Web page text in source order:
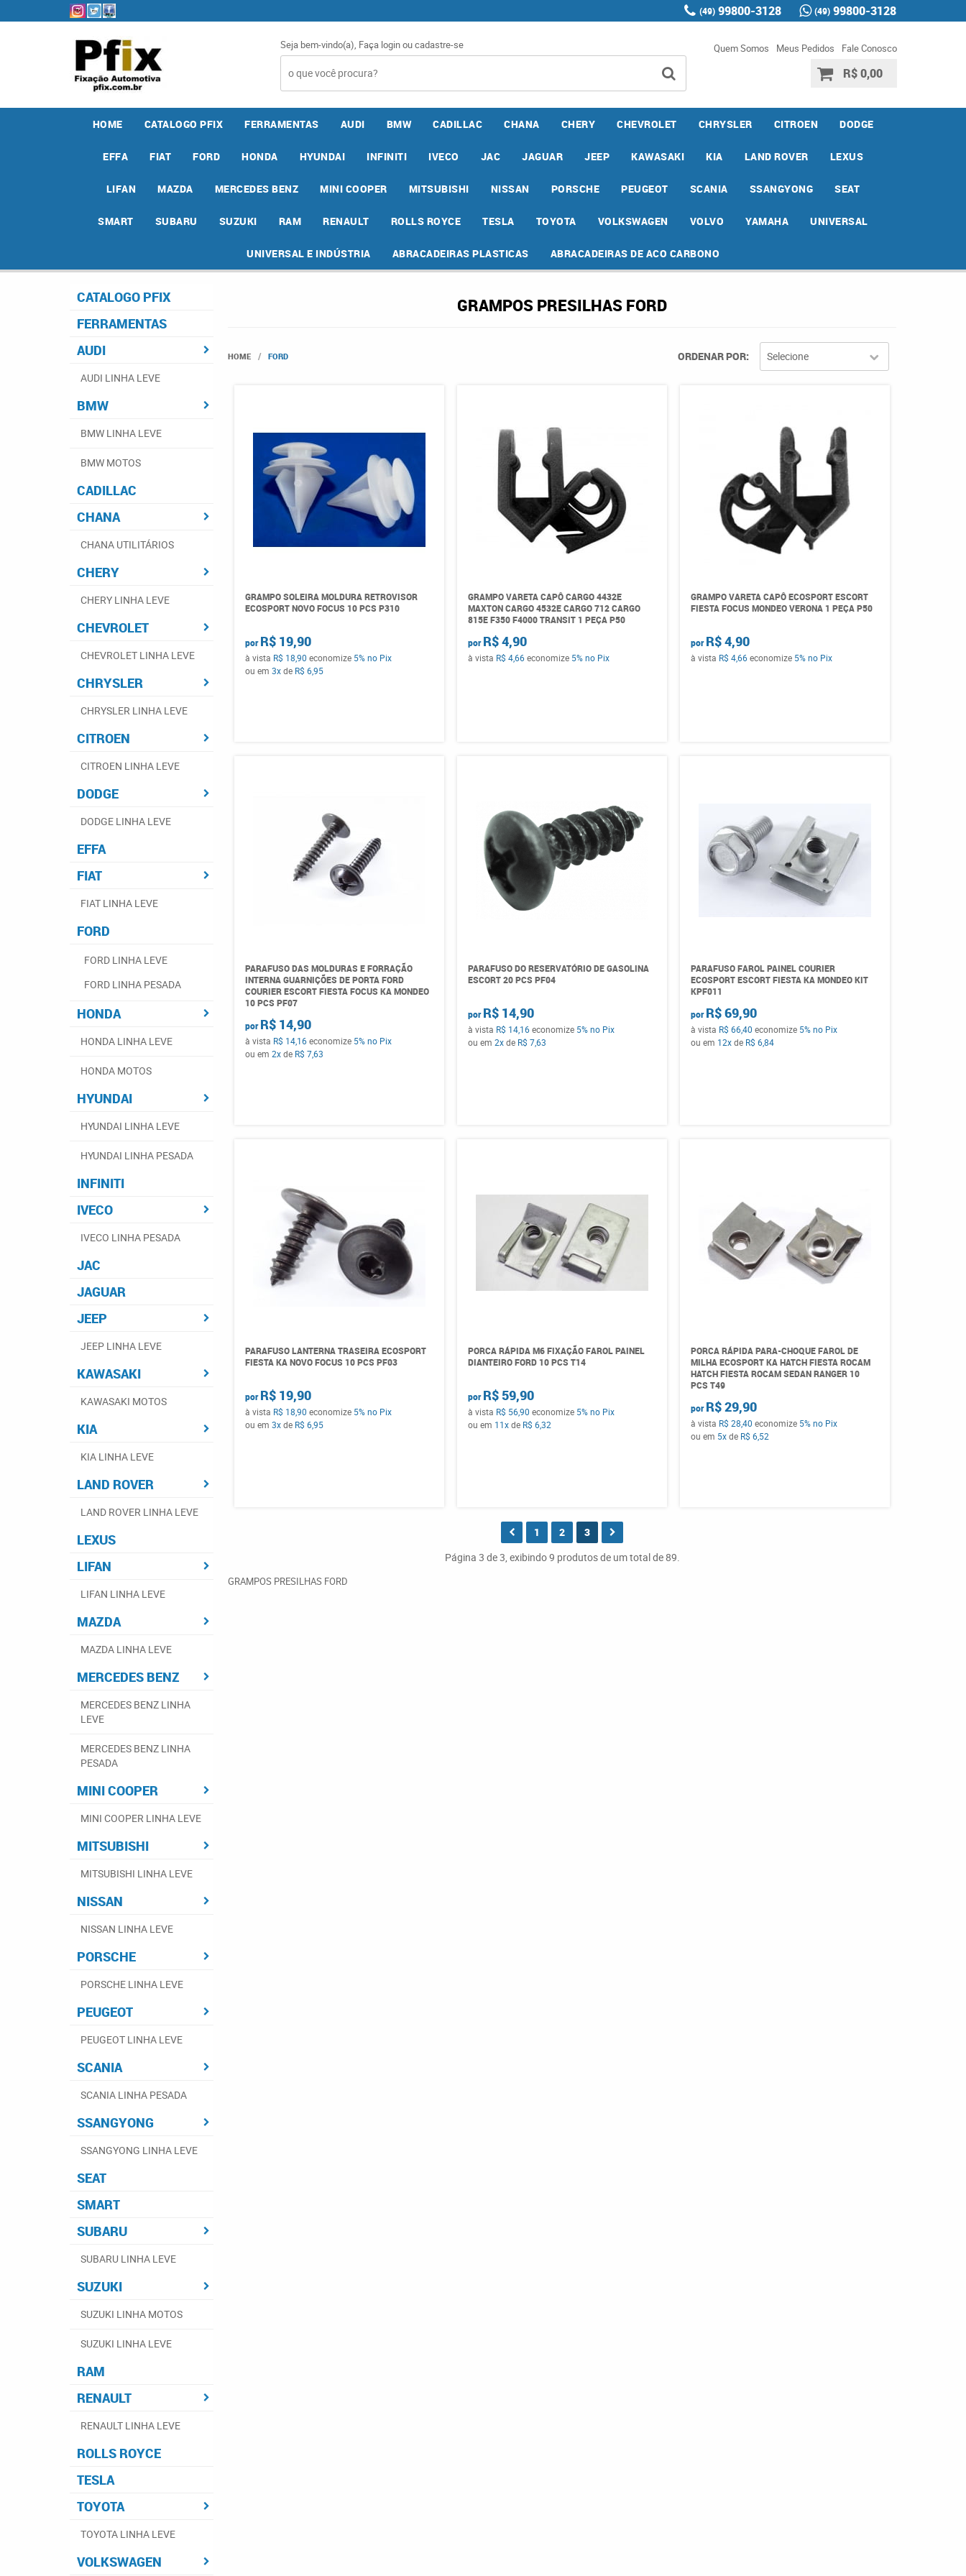
(49) 99800-3128 (49) 99800-3128
Seja bem-vindo(a), Faça loginoucadastre-se Quem Somos Meus Pedidos Fale Conosco
R$ 0,00
HOME CATALOGO PFIX FERRAMENTAS AUDI BMW CADILLAC CHANA CHERY CHEVROLET CHRYSLER CITROEN DODGE
EFFA FIAT FORD HONDA HYUNDAI INFINITI IVECO JAC JAGUAR JEEP KAWASAKI KIA LAND ROVER LEXUS
LIFAN MAZDA MERCEDES BENZ MINI COOPER MITSUBISHI NISSAN PORSCHE PEUGEOT SCANIA SSANGYONG SEAT
SMART SUBARU SUZUKI RAM RENAULT ROLLS ROYCE TESLA TOYOTA VOLKSWAGEN VOLVO YAMAHA UNIVERSAL
UNIVERSAL E INDÚSTRIA ABRACADEIRAS PLASTICAS ABRACADEIRAS DE ACO CARBONO
CATALOGO PFIX
FERRAMENTAS
AUDI
AUDI LINHA LEVE
BMW
BMW LINHA LEVE
BMW MOTOS
CADILLAC
CHANA
CHANA UTILITÁRIOS
CHERY
CHERY LINHA LEVE
CHEVROLET
CHEVROLET LINHA LEVE
CHRYSLER
CHRYSLER LINHA LEVE
CITROEN
CITROEN LINHA LEVE
DODGE
DODGE LINHA LEVE
EFFA
FIAT
FIAT LINHA LEVE
FORD
FORD LINHA LEVE
FORD LINHA PESADA
HONDA
HONDA LINHA LEVE
HONDA MOTOS
HYUNDAI
HYUNDAI LINHA LEVE
HYUNDAI LINHA PESADA
INFINITI
IVECO
IVECO LINHA PESADA
JAC
JAGUAR
JEEP
JEEP LINHA LEVE
KAWASAKI
KAWASAKI MOTOS
KIA
KIA LINHA LEVE
LAND ROVER
LAND ROVER LINHA LEVE
LEXUS
LIFAN
LIFAN LINHA LEVE
MAZDA
MAZDA LINHA LEVE
MERCEDES BENZ
MERCEDES BENZ LINHA
LEVE
MERCEDES BENZ LINHA
PESADA
MINI COOPER
MINI COOPER LINHA LEVE
MITSUBISHI
MITSUBISHI LINHA LEVE
NISSAN
NISSAN LINHA LEVE
PORSCHE
PORSCHE LINHA LEVE
PEUGEOT
PEUGEOT LINHA LEVE
SCANIA
SCANIA LINHA PESADA
SSANGYONG
SSANGYONG LINHA LEVE
SEAT
SMART
SUBARU
SUBARU LINHA LEVE
SUZUKI
SUZUKI LINHA MOTOS
SUZUKI LINHA LEVE
RAM
RENAULT
RENAULT LINHA LEVE
ROLLS ROYCE
TESLA
TOYOTA
TOYOTA LINHA LEVE
VOLKSWAGEN
GRAMPOS PRESILHAS FORD
HOME FORD ORDENAR POR Selecione
GRAMPO SOLEIRA MOLDURA RETROVISOR
ECOSPORT NOVO FOCUS 10 PCS P310
por R$ 19,90
à vista R$ 18,90 economize 5% no Pix
ou em3xde R$ 6,95
GRAMPO VARETA CAPÔ CARGO 4432E
MAXTON CARGO 4532E CARGO 712 CARGO
815E F350 F4000 TRANSIT 1 PEÇA P50
por R$ 4,90
à vista R$ 4,66economize 5% no Pix
GRAMPO VARETA CAPÔ ECOSPORT ESCORT
FIESTA FOCUS MONDEO VERONA 1 PEÇA P50
por R$ 4,90
à vista R$ 4,66economize 5% no Pix
PARAFUSO DAS MOLDURAS E FORRAÇÃO
INTERNA GUARNIÇÕES DE PORTA FORD
COURIER ESCORT FIESTA FOCUS KA MONDEO
10 PCS PF07
por R$ 14,90
à vista R$ 14,16economize 5% no Pix
ou em2xde R$ 7,63
PARAFUSO DO RESERVATÓRIO DE GASOLINA
ESCORT 20 PCS PF04
por R$ 14,90
à vista R$ 14,16economize 5% no Pix
ou em2xde R$ 7,63
PARAFUSO FAROL PAINEL COURIER
ECOSPORT ESCORT FIESTA KA MONDEO KIT
KPF011
por R$ 69,90
à vista R$ 66,40 economize 5% no Pix
ou em 12xde R$ 6,84
PARAFUSO LANTERNA TRASEIRA ECOSPORT
FIESTA KA NOVO FOCUS 10 PCS PF03
por R$ 19,90
à vista R$ 18,90 economize 5% no Pix
ou em3xde R$ 6,95
PORCA RÁPIDA M6 FIXAÇÃO FAROL PAINEL
DIANTEIRO FORD 10 PCS T14
por R$ 59,90
à vista R$ 56,90 economize 5% no Pix
ou em 11xde R$ 6,32
PORCA RÁPIDA PARA-CHOQUE FAROL DE
MILHA ECOSPORT KA HATCH FIESTA ROCAM
HATCH FIESTA ROCAM SEDAN RANGER 10
PCS T49
por R$ 29,90
à vista R$ 28,40 economize 5% no Pix
ou em 5xde R$ 6,52
1 2
3
Página 3 de 3, exibindo 9 produtos de um total de 89.
GRAMPOS PRESILHAS FORD